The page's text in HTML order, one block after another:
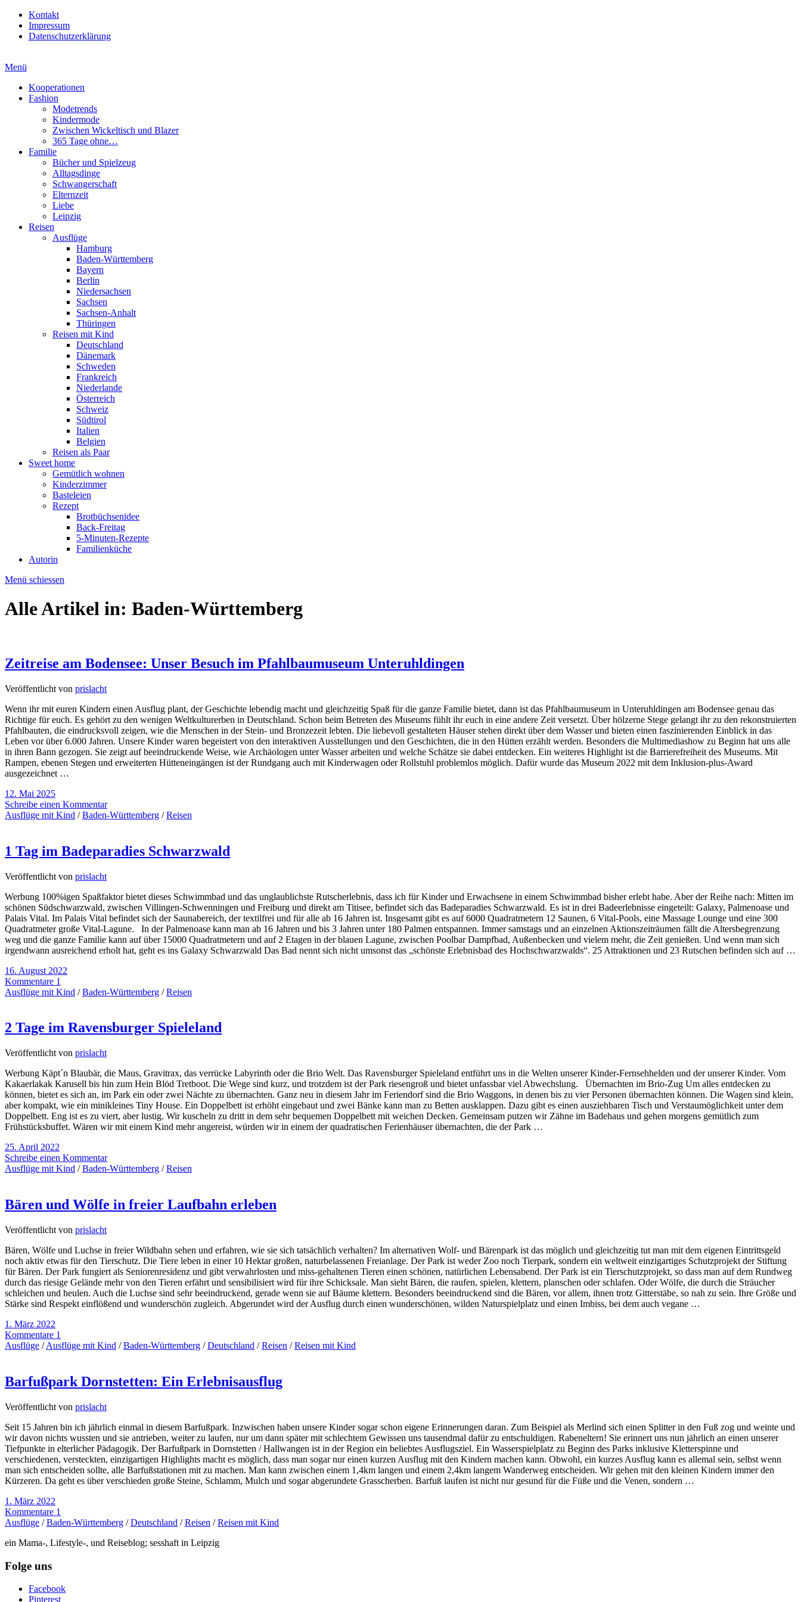
Kontakt
Impressum
Datenschutzerklärung
Menü
Kooperationen
Fashion
Modetrends
Kindermode
Zwischen Wickeltisch und Blazer
365 Tage ohne…
Familie
Bücher und Spielzeug
Alltagsdinge
Schwangerschaft
Elternzeit
Liebe
Leipzig
Reisen
Ausflüge
Hamburg
Baden-Württemberg
Bayern
Berlin
Niedersachsen
Sachsen
Sachsen-Anhalt
Thüringen
Reisen mit Kind
Deutschland
Dänemark
Schweden
Frankreich
Niederlande
Österreich
Schweiz
Südtirol
Italien
Belgien
Reisen als Paar
Sweet home
Gemütlich wohnen
Kinderzimmer
Basteleien
Rezept
Brotbüchsenidee
Back-Freitag
5-Minuten-Rezepte
Familienküche
Autorin
Menü schiessen
Alle Artikel in: Baden-Württemberg
Zeitreise am Bodensee: Unser Besuch im Pfahlbaumuseum Unteruhldingen
Veröffentlicht von prislacht
Wenn ihr mit euren Kindern einen Ausflug plant, der Geschichte lebendig macht und gleichzeitig Spaß für die ganze Familie bietet, dann ist das Pfahlbaumuseum in Unteruhldingen am Bodensee genau das
Richtige für euch. Es gehört zu den wenigen Weltkulturerben in Deutschland. Schon beim Betreten des Museums fühlt ihr euch in eine andere Zeit versetzt. Über hölzerne Stege gelangt ihr zu den rekonstruierten
Pfahlbauten, die eindrucksvoll zeigen, wie die Menschen in der Stein- und Bronzezeit lebten. Die liebevoll gestalteten Häuser stehen direkt über dem Wasser und bieten einen faszinierenden Einblick in das
Leben vor über 6.000 Jahren. Unsere Kinder waren begeistert von den interaktiven Ausstellungen und den Geschichten, die in den Hütten erzählt werden. Besonders die Multimediashow zu Beginn hat uns alle
in ihren Bann gezogen. Sie zeigt auf beeindruckende Weise, wie Archäologen unter Wasser arbeiten und welche Schätze sie dabei entdecken. Ein weiteres Highlight ist die Barrierefreiheit des Museums. Mit
Rampen, ebenen Stegen und erweiterten Hütteneingängen ist der Rundgang auch mit Kinderwagen oder Rollstuhl problemlos möglich. Dafür wurde das Museum 2022 mit dem Inklusion-plus-Award
ausgezeichnet …
12. Mai 2025
Schreibe einen Kommentar
Ausflüge mit Kind /Baden-Württemberg /Reisen
1 Tag im Badeparadies Schwarzwald
Veröffentlicht von prislacht
Werbung 100%igen Spaßfaktor bietet dieses Schwimmbad und das unglaublichste Rutscherlebnis, dass ich für Kinder und Erwachsene in einem Schwimmbad bisher erlebt habe. Aber der Reihe nach: Mitten im
schönen Südschwarzwald, zwischen Villingen-Schwenningen und Freiburg und direkt am Titisee, befindet sich das Badeparadies Schwarzwald. Es ist in drei Badeerlebnisse eingeteilt: Galaxy, Palmenoase und
Palais Vital. Im Palais Vital befindet sich der Saunabereich, der textilfrei und für alle ab 16 Jahren ist. Insgesamt gibt es auf 6000 Quadratmetern 12 Saunen, 6 Vital-Pools, eine Massage Lounge und eine 300
Quadratmeter große Vital-Lagune. In der Palmenoase kann man ab 16 Jahren und bis 3 Jahren unter 180 Palmen entspannen. Immer samstags und an einzelnen Aktionszeiträumen fällt die Altersbegrenzung
weg und die ganze Familie kann auf über 15000 Quadratmetern und auf 2 Etagen in der blauen Lagune, zwischen Poolbar Dampfbad, Außenbecken und vielem mehr, die Zeit genießen. Und wenn man sich
irgendwann ausreichend erholt hat, geht es ins Galaxy Schwarzwald Das Bad nennt sich nicht umsonst das „schönste Erlebnisbad des Hochschwarzwalds“. 25 Attraktionen und 23 Rutschen befinden sich auf …
16. August 2022
Kommentare 1
Ausflüge mit Kind /Baden-Württemberg /Reisen
2 Tage im Ravensburger Spieleland
Veröffentlicht von prislacht
Werbung Käpt´n Blaubär, die Maus, Gravitrax, das verrücke Labyrinth oder die Brio Welt. Das Ravensburger Spieleland entführt uns in die Welten unserer Kinder-Fernsehhelden und der unserer Kinder. Vom
Kakaerlakak Karusell bis hin zum Hein Blöd Tretboot. Die Wege sind kurz, und trotzdem ist der Park riesengroß und bietet unfassbar viel Abwechslung. Übernachten im Brio-Zug Um alles entdecken zu
können, bietet es sich an, im Park ein oder zwei Nächte zu übernachten. Ganz neu in diesem Jahr im Feriendorf sind die Brio Waggons, in denen bis zu vier Personen übernachten können. Die Wagen sind klein,
aber kompakt, wie ein minikleines Tiny House. Ein Doppelbett ist erhöht eingebaut und zwei Bänke kann man zu Betten ausklappen. Dazu gibt es einen ausziehbaren Tisch und Verstaumöglichkeit unter dem
Doppelbett. Eng ist es zu viert, aber lustig. Wir kuscheln zu dritt in dem sehr bequemen Doppelbett mit weichen Decken. Gemeinsam putzen wir Zähne im Badehaus und gehen morgens gemütlich zum
Frühstücksbuffet. Wären wir mit einem Kind mehr angereist, würden wir in einem der quadratischen Ferienhäuser übernachten, die der Park …
25. April 2022
Schreibe einen Kommentar
Ausflüge mit Kind /Baden-Württemberg /Reisen
Bären und Wölfe in freier Laufbahn erleben
Veröffentlicht von prislacht
Bären, Wölfe und Luchse in freier Wildbahn sehen und erfahren, wie sie sich tatsächlich verhalten? Im alternativen Wolf- und Bärenpark ist das möglich und gleichzeitig tut man mit dem eigenen Eintrittsgeld
noch aktiv etwas für den Tierschutz. Die Tiere leben in einer 10 Hektar großen, naturbelassenen Freianlage. Der Park ist weder Zoo noch Tierpark, sondern ein weltweit einzigartiges Schutzprojekt der Stiftung
für Bären. Der Park fungiert als Seniorenresidenz und gibt verwahrlosten und miss-gehaltenen Tieren einen schönen, natürlichen Lebensabend. Der Park ist ein Tierschutzprojekt, so dass man auf dem Rundweg
durch das riesige Gelände mehr von den Tieren erfährt und sensibilisiert wird für ihre Schicksale. Man sieht Bären, die raufen, spielen, klettern, planschen oder schlafen. Oder Wölfe, die durch die Sträucher
schleichen und heulen. Auch die Luchse sind sehr beeindruckend, gerade wenn sie auf Bäume klettern. Besonders beeindruckend sind die Bären, vor allem, ihnen trotz Gitterstäbe, so nah zu sein. Ihre Größe und
Stärke sind Respekt einflößend und wunderschön zugleich. Abgerundet wird der Ausflug durch einen wunderschönen, wilden Naturspielplatz und einen Imbiss, bei dem auch vegane …
1. März 2022
Kommentare 1
Ausflüge /Ausflüge mit Kind /Baden-Württemberg /Deutschland /Reisen /Reisen mit Kind
Barfußpark Dornstetten: Ein Erlebnisausflug
Veröffentlicht von prislacht
Seit 15 Jahren bin ich jährlich einmal in diesem Barfußpark. Inzwischen haben unsere Kinder sogar schon eigene Erinnerungen daran. Zum Beispiel als Merlind sich einen Splitter in den Fuß zog und weinte und
wir davon nichts wussten und sie antrieben, weiter zu laufen, nur um dann später mit schlechtem Gewissen uns tausendmal dafür zu entschuldigen. Rabeneltern! Sie erinnert uns nun jährlich an einen unserer
Tiefpunkte in elterlicher Pädagogik. Der Barfußpark in Dornstetten / Hallwangen ist in der Region ein beliebtes Ausflugsziel. Ein Wasserspielplatz zu Beginn des Parks inklusive Kletterspinne und
verschiedenen, versteckten, einzigartigen Highlights macht es möglich, dass man sogar nur einen kurzen Ausflug mit den Kindern machen kann. Obwohl, ein kurzes Ausflug kann es allemal sein, selbst wenn
man sich entscheiden sollte, alle Barfußstationen mit zu machen. Man kann zwischen einem 1,4km langen und einem 2,4km langem Wanderweg entscheiden. Wir gehen mit den kleinen Kindern immer den
Kürzeren. Da geht es über verschieden große Steine, Schlamm, Mulch und sogar abgerundete Grasscherben. Barfuß laufen ist nicht nur gesund für die Füße und die Venen, sondern …
1. März 2022
Kommentare 1
Ausflüge /Baden-Württemberg /Deutschland /Reisen /Reisen mit Kind
ein Mama-, Lifestyle-, und Reiseblog; sesshaft in Leipzig
Folge uns
Facebook
Pinterest